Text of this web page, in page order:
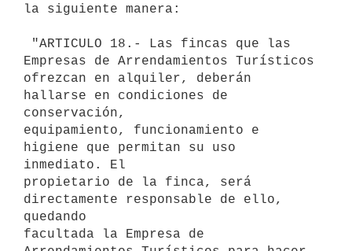
la siguiente manera:
Empresas de Arrendamientos Turísticos
ofrezcan en alquiler, deberán
hallarse en condiciones de
conservación,
equipamiento, funcionamiento e
higiene que permitan su uso
inmediato. El
propietario de la finca, será
directamente responsable de ello,
quedando
facultada la Empresa de